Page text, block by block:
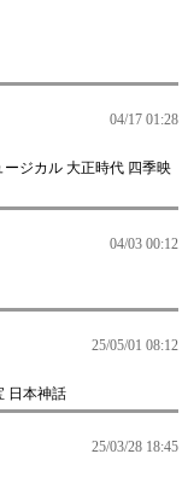
04/17 01:28
ジカル 大正時代 四季映
04/03 00:12
25/05/01 08:12
日本神話
25/03/28 18:45